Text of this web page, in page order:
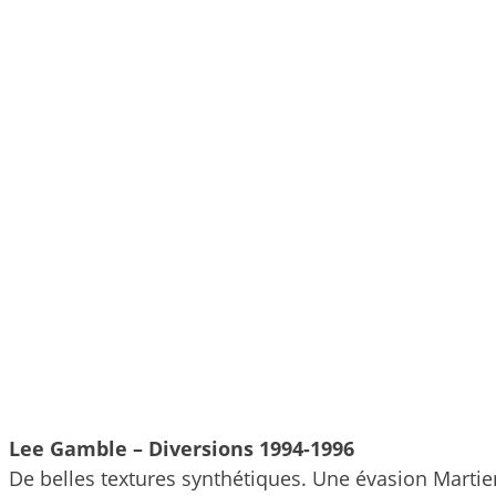
Lee Gamble – Diversions 1994-1996
De belles textures synthétiques. Une évasion